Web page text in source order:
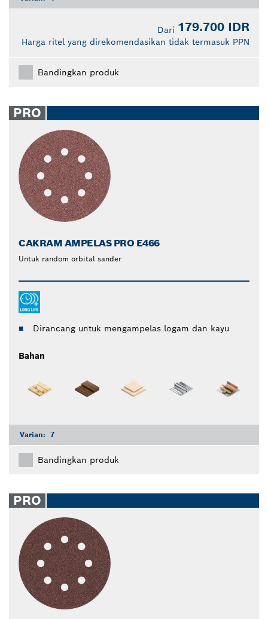
Dari 179.700 IDR
Harga ritel yang direkomendasikan tidak termasuk PPN
Bandingkan produk
PRO
CAKRAM AMPELAS PRO E466
Untuk random orbital sander
Dirancang untuk mengampelas logam dan kayu
Bahan
Varian: 7
Bandingkan produk
PRO